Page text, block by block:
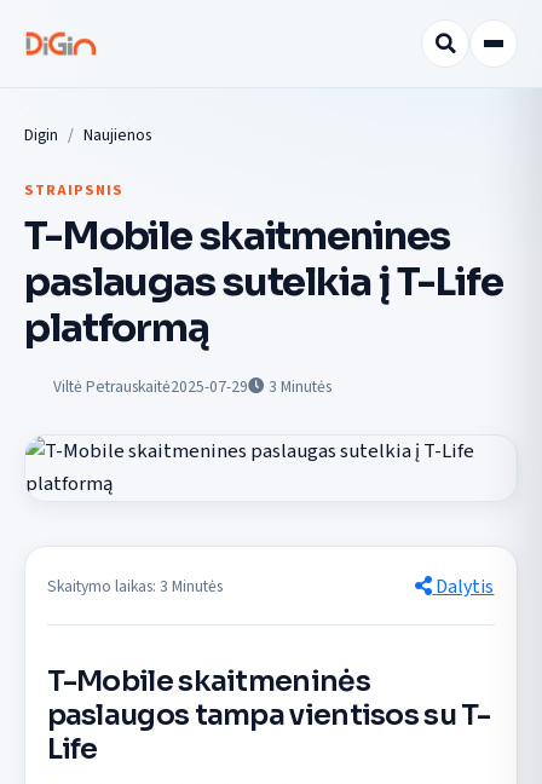
Digin Naujienos
STRAIPSNIS
T-Mobile skaitmenines
paslaugas sutelkia į T-Life
platformą
Viltė Petrauskaitė2025-07-29 3 Minutės
Skaitymo laikas: 3 Minutės Dalytis
T-Mobile skaitmeninės
paslaugos tampa vientisos su T-
Life